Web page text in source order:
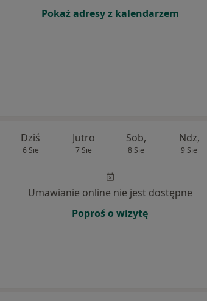
Pokaż adresy z kalendarzem
Dziś
6 Sie
Jutro
7 Sie
Sob,
8 Sie
Ndz,
9 Sie
Umawianie online nie jest dostępne
Poproś o wizytę